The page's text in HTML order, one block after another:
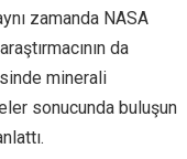
zamanda NASA
da
minerali
sonucunda buluşun